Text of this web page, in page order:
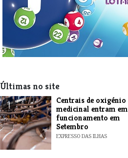
Últimas no site
1
Centrais de oxigénio
medicinal entram em
funcionamento em
Setembro
EXPRESSO DAS ILHAS